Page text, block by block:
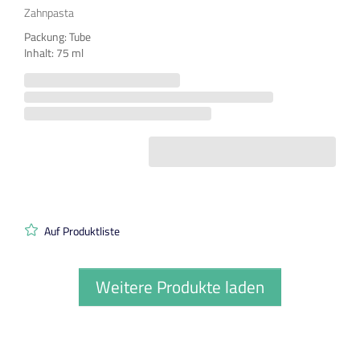
Zahnpasta
Packung: Tube
Inhalt: 75 ml
Auf Produktliste
Weitere Produkte laden